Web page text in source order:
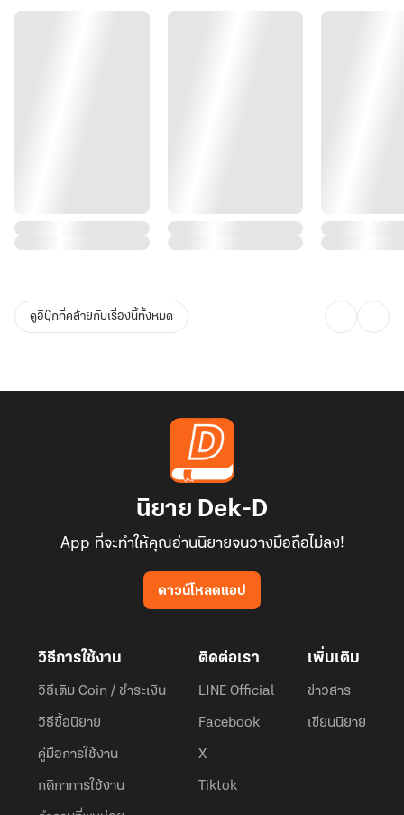
ดูอีบุ๊กที่คล้ายกับเรื่องนี้ทั้งหมด
นิยาย Dek-D
App ที่จะทำให้คุณอ่านนิยายจนวางมือถือไม่ลง!
ดาวน์โหลดแอป
วิธีการใช้งาน
วิธีเติม Coin / ชำระเงิน
วิธีซื้อนิยาย
คู่มือการใช้งาน
กติกาการใช้งาน
ติดต่อเรา
LINE Official
Facebook
X
Tiktok
เพิ่มเติม
ข่าวสาร
เขียนนิยาย